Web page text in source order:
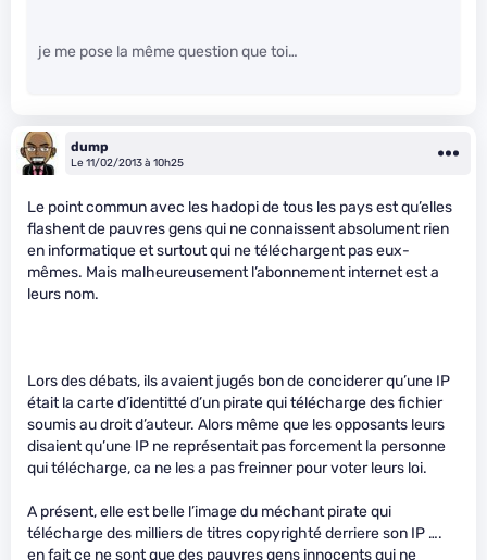
je me pose la même question que toi…
dump
Le 11/02/2013 à 10h25
Le point commun avec les hadopi de tous les pays est qu’elles
flashent de pauvres gens qui ne connaissent absolument rien
en informatique et surtout qui ne téléchargent pas eux-
mêmes. Mais malheureusement l’abonnement internet est a
leurs nom.
Lors des débats, ils avaient jugés bon de conciderer qu’une IP
était la carte d’identitté d’un pirate qui télécharge des fichier
soumis au droit d’auteur. Alors même que les opposants leurs
disaient qu’une IP ne représentait pas forcement la personne
qui télécharge, ca ne les a pas freinner pour voter leurs loi.
A présent, elle est belle l’image du méchant pirate qui
télécharge des milliers de titres copyrighté derriere son IP ….
en fait ce ne sont que des pauvres gens innocents qui ne